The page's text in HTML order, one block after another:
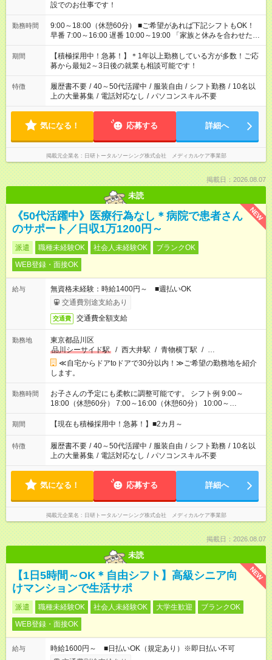
設でのお仕事です！
勤務時間
9:00～18:00（休憩60分） ■ご希望があれば下記シフトもOK！
早番 7:00～16:00 遅番 10:00～19:00 「家族と休みを合わせた
い」 「余裕を持って夕飯の準備がしたい」 「できれば残業はし
たくない」 など、ご希望を教えてくださいね。 ※Wワーク希望
の方へ 今ご覧のお仕事で希望する勤務時間と、もう1つのお仕事
の勤務時間。 合計で週40時間を超える場合は応募できません。
期間
【積極採用中！急募！】＊1年以上勤務している方が多数！ご応
募から最短2～3日後の就業も相談可能です！
特徴 履歴書不要 / 40～50代活躍中 / 服装自由 / シフト勤務 / 10名以
上の大量募集 / 電話対応なし / パソコンスキル不要
気になる！ 応募する 詳細へ
掲載元企業名 日研トータルソーシング株式会社 メディカルケア事業部
掲載日：2026.08.07
未読
NEW
《50代活躍中》医療行為なし＊病院で患者さん
のサポート／日収1万1200円～
派遣 職種未経験OK 社会人未経験OK
ブランクOK
WEB登録・面接OK
給与
無資格未経験：時給1400円～ ■週払いOK
交通費別途支給あり
交通費 交通費全額支給
勤務地
東京都品川区
品川シーサイド駅
/ 西大井駅 / 青物横丁駅 / …
≪自宅からドアtoドアで30分以内！≫ご希望の勤務地を紹介
します。
勤務時間
お子さんの予定にも柔軟に調整可能です。 シフト例 9:00～
18:00（休憩60分） 7:00～16:00（休憩60分） 10:00～
19:00（休憩60分） ※Wワーク希望の方へ 今ご覧のお仕事で希
望する勤務時間と、もう1つのお仕事の勤務時間の合計が 週40
期間 【現在も積極採用中！急募！】■2カ月～
特徴 履歴書不要 / 40～50代活躍中 / 服装自由 / シフト勤務 / 10名以
上の大量募集 / 電話対応なし / パソコンスキル不要
気になる！ 応募する 詳細へ
掲載元企業名 日研トータルソーシング株式会社 メディカルケア事業部
掲載日：2026.08.07
未読
NEW
【1日5時間～OK＊自由シフト】高級シニア向
けマンションで生活サポ
派遣 職種未経験OK 社会人未経験OK 大学生歓迎
ブランクOK
WEB登録・面接OK
給与
時給1600円～ ■日払いOK（規定あり）※即日払い不可